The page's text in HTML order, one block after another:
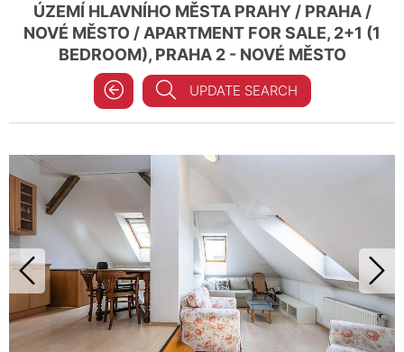
ÚZEMÍ HLAVNÍHO MĚSTA PRAHY/ PRAHA/
NOVÉ MĚSTO / APARTMENT FOR SALE, 2+1 (1
BEDROOM), PRAHA 2 - NOVÉ MĚSTO
UPDATE SEARCH